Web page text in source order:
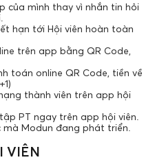
của mình thay vì nhắn tin hỏi
hạn tới Hội viên hoàn toàn
trên app bằng QR Code,
toán online QR Code, tiền về
thành viên trên app hội
PT ngay trên app hội viên.
mà Modun đang phát triển.
VIÊN